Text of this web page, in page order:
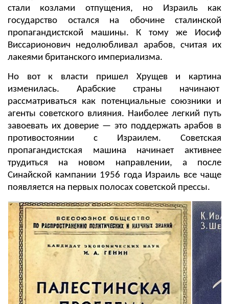
стали козлами отпущения, но Израиль как
государство остался на обочине сталинской
пропагандистской машины. К тому же Иосиф
Виссарионович недолюбливал арабов, считая их
лакеями британского империализма.
Но вот к власти пришел Хрущев и картина
изменилась. Арабские страны начинают
рассматриваться как потенциальные союзники и
агенты советского влияния. Наиболее легкий путь
завоевать их доверие — это поддержать арабов в
противостоянии с Израилем. Советская
пропагандистская машина начинает активнее
трудиться на новом направлении, а после
Синайской кампании 1956 года Израиль все чаще
появляется на первых полосах советской прессы.